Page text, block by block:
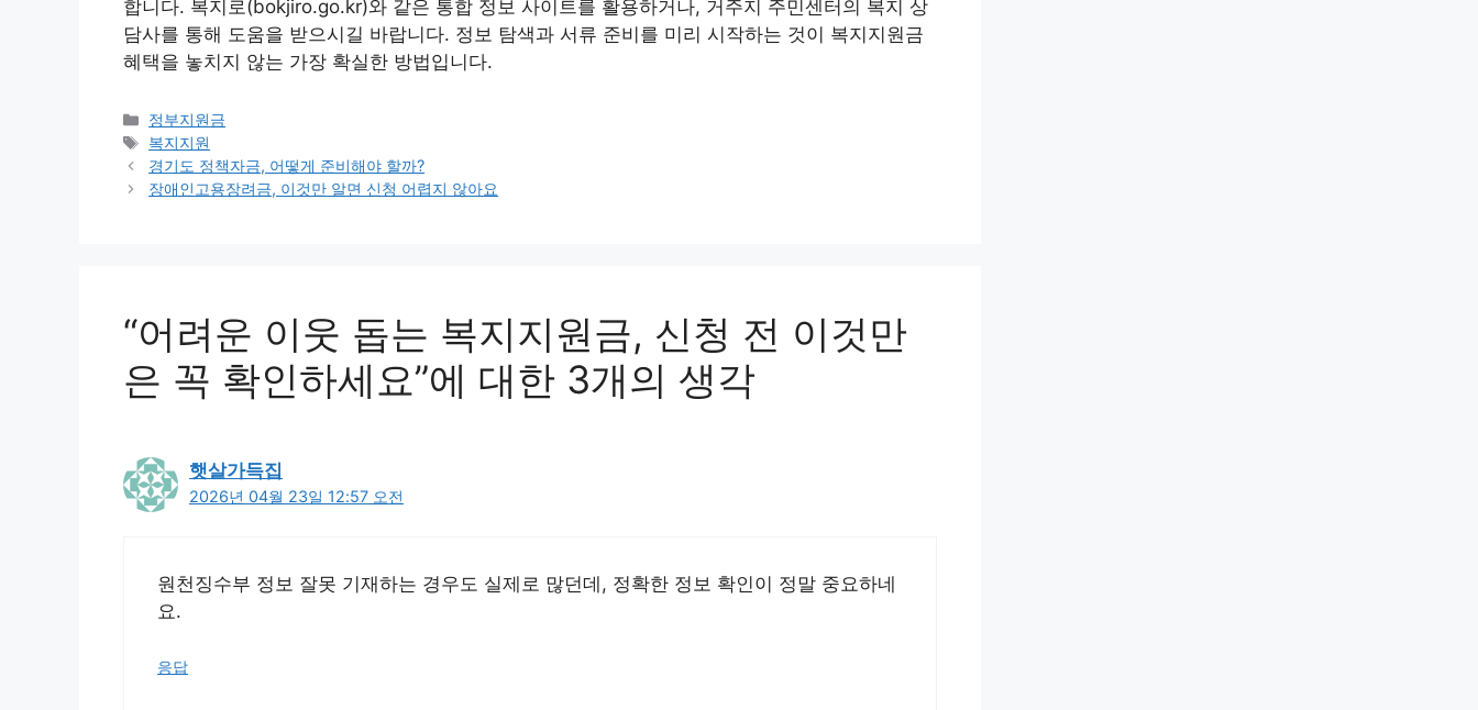
합니다. 복지로(bokjiro.go.kr)와 같은 통합 정보 사이트를 활용하거나, 거주지 주민센터의 복지 상
담사를 통해 도움을 받으시길 바랍니다. 정보 탐색과 서류 준비를 미리 시작하는 것이 복지지원금
혜택을 놓치지 않는 가장 확실한 방법입니다.
카
테
고
리
정부지원금
태
그
복지지원
경기도 정책자금, 어떻게 준비해야 할까?
장애인고용장려금, 이것만 알면 신청 어렵지 않아요
“어려운 이웃 돕는 복지지원금, 신청 전 이것만
은 꼭 확인하세요”에 대한 3개의 생각
햇살가득집
2026년 04월 23일 12:57 오전
원천징수부 정보 잘못 기재하는 경우도 실제로 많던데, 정확한 정보 확인이 정말 중요하네
요.
응답